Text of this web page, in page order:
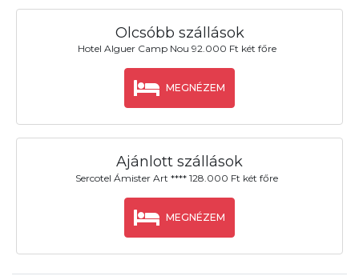
Olcsóbb szállások
Hotel Alguer Camp Nou 92.000 Ft két főre
MEGNÉZEM
Ajánlott szállások
Sercotel Ámister Art **** 128.000 Ft két főre
MEGNÉZEM